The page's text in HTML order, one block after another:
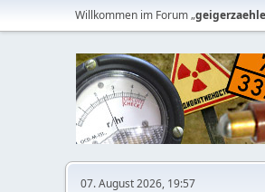
Willkommen im Forum „
07. August 2026, 19:57